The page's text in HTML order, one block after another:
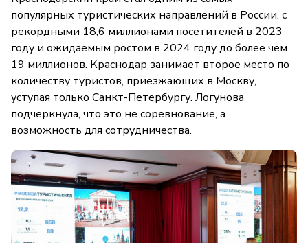
популярных туристических направлений в России, с
рекордными 18,6 миллионами посетителей в 2023
году и ожидаемым ростом в 2024 году до более чем
19 миллионов. Краснодар занимает второе место по
количеству туристов, приезжающих в Москву,
уступая только Санкт-Петербургу. Логунова
подчеркнула, что это не соревнование, а
возможность для сотрудничества.